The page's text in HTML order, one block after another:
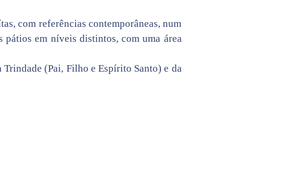
com referências contemporâneas, num
em níveis distintos, com uma área
(Pai, Filho e Espírito Santo) e da